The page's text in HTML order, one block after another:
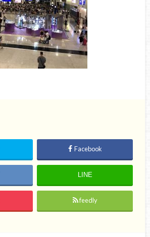
Facebook
LINE
feedly